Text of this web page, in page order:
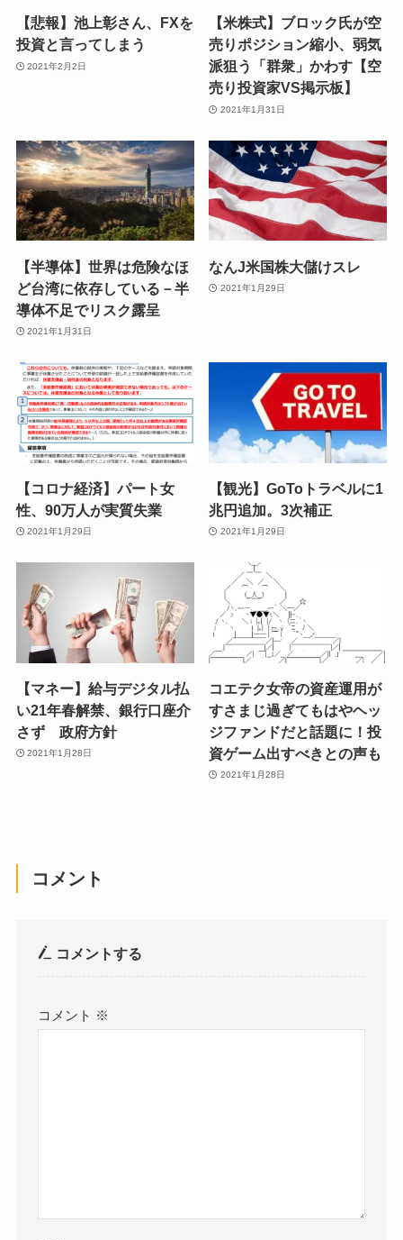
【悲報】池上彰さん、FXを
投資と言ってしまう
2021年2月2日
【米株式】ブロック氏が空
売りポジション縮小、弱気
派狙う「群衆」かわす【空
売り投資家VS掲示板】
2021年1月31日
【半導体】世界は危険なほ
ど台湾に依存している－半
導体不足でリスク露呈
2021年1月31日
なんJ米国株大儲けスレ
2021年1月29日
【コロナ経済】パート女
性、90万人が実質失業
2021年1月29日
【観光】GoToトラベルに1
兆円追加。3次補正
2021年1月29日
【マネー】給与デジタル払
い21年春解禁、銀行口座介
さず 政府方針
2021年1月28日
コエテク女帝の資産運用が
すさまじ過ぎてもはやヘッ
ジファンドだと話題に！投
資ゲーム出すべきとの声も
2021年1月28日
コメント
コメントする
コメント ※